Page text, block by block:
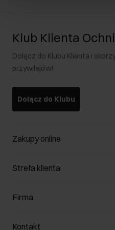
Klub Klienta
Dołącz do Klubu Klienta i
przywilejów!
Dołącz do Klubu
Zakupy online
Zarządzaj cookies
Formy płatności
Jak dokonać zwrotu?
Strefa klienta
Klub Klienta
Firma
O nas
Kontakt